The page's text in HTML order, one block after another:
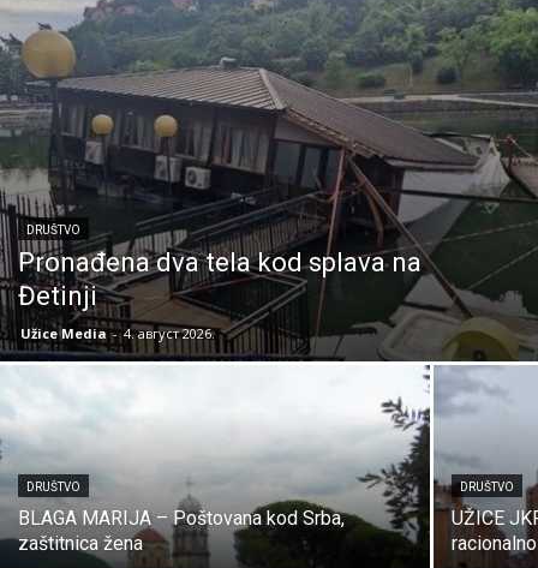
DRUŠTVO
Pronađena dva tela kod splava na
Đetinji
Užice Media - 4. август 2026.
DRUŠTVO
BLAGA MARIJA – Poštovana kod Srba,
zaštitnica žena
DRUŠTVO
UŽICE
racionalno